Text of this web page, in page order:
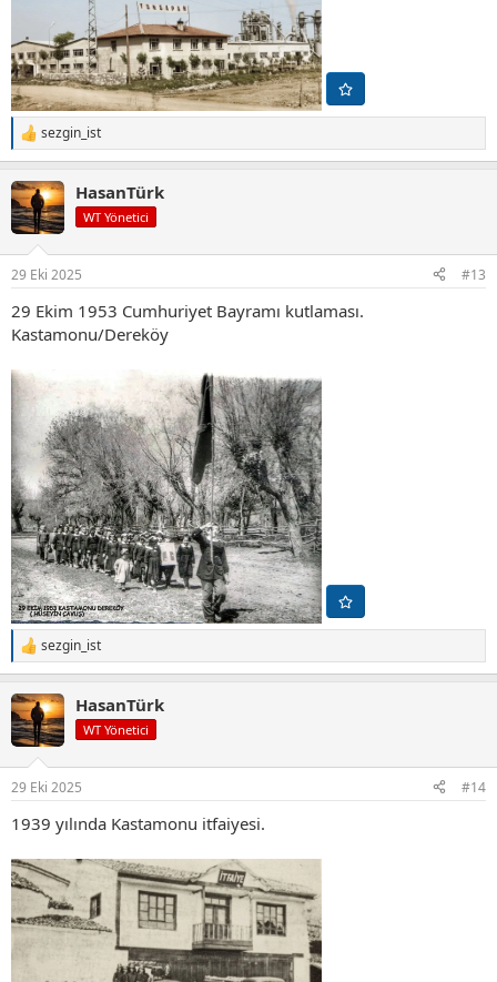
T
e
k
i
l
:
sezgin_ist
HasanTürk
WT Yönetici
29 Eki 2025 #13
29 Ekim 1953 Cumhuriyet Bayramı kutlaması.
Kastamonu/Dereköy
T
e
k
i
l
:
sezgin_ist
HasanTürk
WT Yönetici
29 Eki 2025 #14
1939 yılında Kastamonu itfaiyesi.